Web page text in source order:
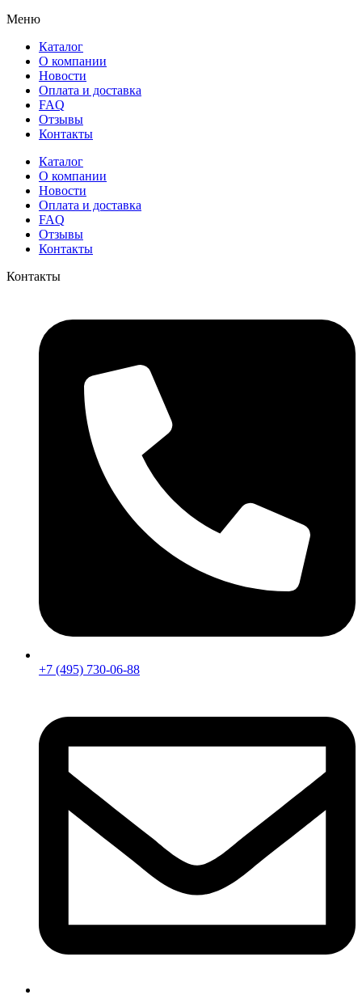
Меню
Каталог
О компании
Новости
Оплата и доставка
FAQ
Отзывы
Контакты
Каталог
О компании
Новости
Оплата и доставка
FAQ
Отзывы
Контакты
Контакты
+7 (495) 730-06-88